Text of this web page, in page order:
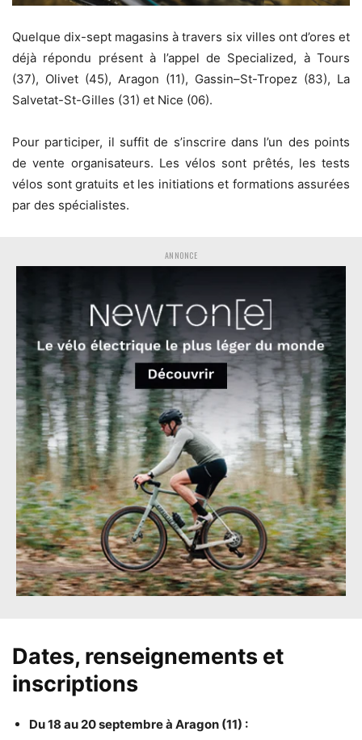
Quelque dix-sept magasins à travers six villes ont d’ores et
déjà répondu présent à l’appel de Specialized, à Tours
(37), Olivet (45), Aragon (11), Gassin–St-Tropez (83), La
Salvetat-St-Gilles (31) et Nice (06).
Pour participer, il suffit de s’inscrire dans l’un des points
de vente organisateurs. Les vélos sont prêtés, les tests
vélos sont gratuits et les initiations et formations assurées
par des spécialistes.
ANNONCE
Dates, renseignements et
inscriptions
Du 18 au 20 septembre à Aragon (11) :